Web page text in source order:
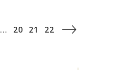
… 20 21 22